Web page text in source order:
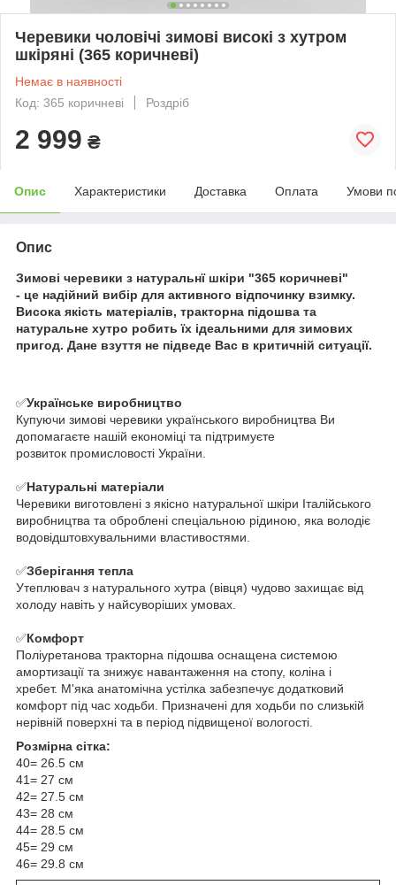
Черевики чоловічі зимові високі з хутром
шкіряні (365 коричневі)
Немає в наявності
Код: 365 коричневі
Роздріб
2 999 ₴
Опис Характеристики Доставка Оплата Умови
Опис
Зимові черевики з натуральнї шкіри "365 коричневі"
- це надійний вибір для активного відпочинку взимку.
Висока якість матеріалів, тракторна підошва та
натуральне хутро робить їх ідеальними для зимових
пригод. Дане взуття не підведе Вас в критичній ситуації.
✅Українське виробництво
Купуючи зимові черевики українського виробництва Ви
допомагаєте нашій економіці та підтримуєте
розвиток промисловості України.
✅Натуральні матеріали
Черевики виготовлені з якісно натуральної шкіри Італійського
виробництва та оброблені спеціальною рідиною, яка володіє
водовідштовхувальними властивостями.
✅Зберігання тепла
Утеплювач з натурального хутра (вівця) чудово захищає від
холоду навіть у найсуворіших умовах.
✅Комфорт
Поліуретанова тракторна підошва оснащена системою
амортизації та знижує навантаження на стопу, коліна і
хребет. М'яка анатомічна устілка забезпечує додатковий
комфорт під час ходьби. Призначені для ходьби по слизькій
нерівній поверхні та в період підвищеної вологості.
Розмірна сітка:
40= 26.5 см
41= 27 см
42= 27.5 см
43= 28 см
44= 28.5 см
45= 29 см
46= 29.8 см